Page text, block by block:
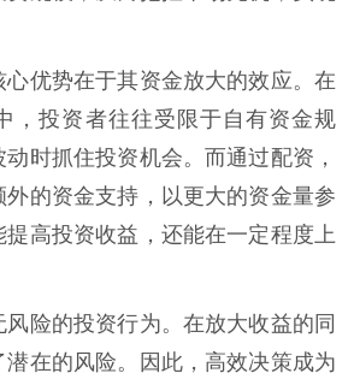
优势在于其资金放大的效应。在
，投资者往往受限于自有资金规
时抓住投资机会。而通过配资，
的资金支持，以更大的资金量参
高投资收益，还能在一定程度上
险的投资行为。在放大收益的同
潜在的风险。因此，高效决策成为